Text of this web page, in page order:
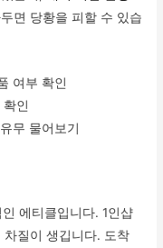
면 당황을 피할 수 있습
여부 확인
인
무 물어보기
에티클입니다. 1인샵
질이 생깁니다. 도착